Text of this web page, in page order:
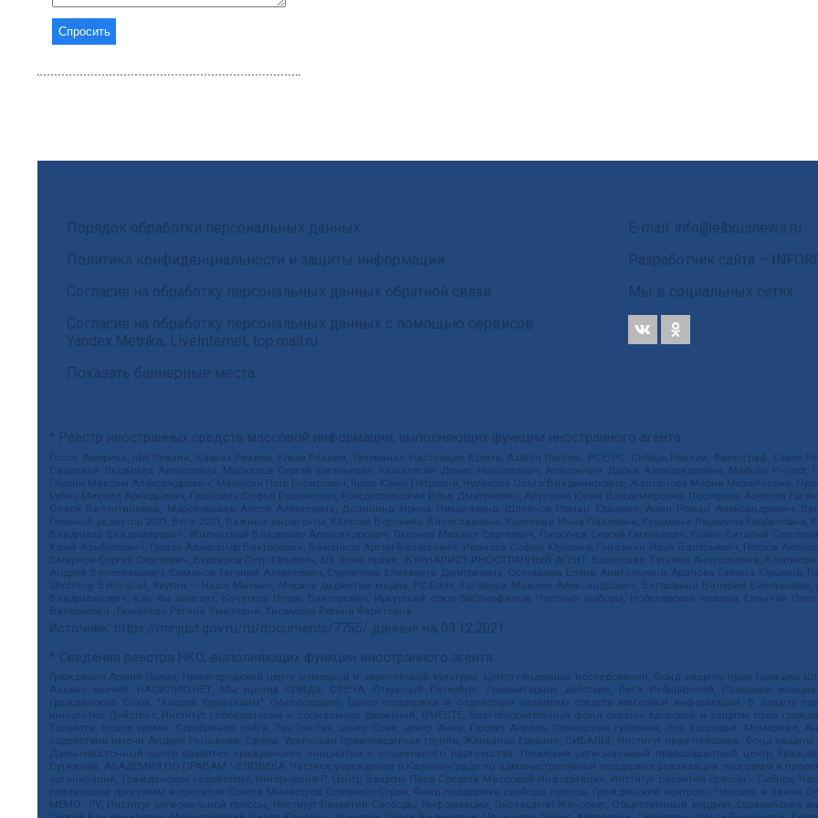
Порядок обработки персональных данных
Политика конфиденциальности и защиты информации
Согласие на обработку персональных данных обратной связи
Согласие на обработку персональных данных с помощью сервисов
Yandex.Metrika, LiveInternet, top.mail.ru
Показать баннерные места
E-mail: info@elbrusnews.ru
Разработчик сайта –
Мы в социальных сетях:
* Реестр иностранных средств массовой информации, выполняющих функции иностранного агента:
Голос Америки, Idel.Реалии, Кавказ.Реалии, Крым.Реалии, Телеканал Настоящее Время, Azatliq Radiosi, PCE/PC, Сибирь.Реалии, Фактограф,
Савицкая Людмила Алексеевна, Маркелов Сергей Евгеньевич, Камалягин Денис Николаевич, Апахончич Дарья Александровна, Medusa
Гликин Максим Александрович, Маняхин Петр Борисович, Ярош Юлия Петровна, Чуракова Ольга Владимировна, Железнова Мария Михайловна,
Рубин Михаил Аркадьевич, Гройсман Софья Романовна, Рождественский Илья Дмитриевич, Апухтина Юлия Владимировна, Постернак Алексей
Олеся Валентиновна, Мароховская Алеся Алексеевна, Долинина Ирина Николаевна, Шлейнов Роман Юрьевич, Анин Роман Александрович,
Главный редактор 2021, Вега 2021, Важные иноагенты, Каткова Вероника Вячеславовна, Карезина Инна Павловна, Кузьмина Людмила
Владимир Владимирович, Жилинский Владимир Александрович, Тихонов Михаил Сергеевич, Пискунов Сергей Евгеньевич, Ковин Виталий
Юрий Альбертович, Грезев Александр Викторович, Важенков Артем Валерьевич, Иванова София Юрьевна, Пигалкин Илья Валерьевич, Петров
Смирнов Сергей Сергеевич, Верзилов Петр Юрьевич, ЗП, Зона права, ЖУРНАЛИСТ-ИНОСТРАННЫЙ АГЕНТ, Вольтская Татьяна Анатольевна,
Андрей Вячеславович, Симонов Евгений Алексеевич, Сурначева Елизавета Дмитриевна, Соловьева Елена Анатольевна, Арапова Галина
Stichting Bellingcat, Якутия – Наше Мнение, Москоу диджитал медиа, РС-Балт, Заговора Максим Александрович, Ветошкина Валерия
Владимирович, Как бы инагент, Кочетков Игорь Викторович, Иркутский союз библиофилов, Честные выборы, Нобелевский призыв, Еланчик
Валерьевич , Гималова Регина Эмилевна, Хисамова Регина Фаритовна
Источник: https://minjust.gov.ru/ru/documents/7755/ данные на 03.12.2021
* Сведения реестра НКО, выполняющих функции иностранного агента:
Гражданин.Армия.Право, Нижегородский центр немецкой и европейской культуры, Центр гендерных исследований, Фонд защиты прав граждан
Альянс врачей, НАСИЛИЮ.НЕТ, Мы против СПИДа, СВЕЧА, Открытый Петербург, Гуманитарное действие, Лига Избирателей, Правовая
Гражданский Союз, "Хасдей Ерушалаим" (Милосердие), Центр поддержки и содействия развитию средств массовой информации, В защиту
инициатив Действие, Институт глобализации и социальных движений, ВМЕСТЕ, Благотворительный фонд охраны здоровья и защиты прав
Тольятти, Новое время, Серебряная тайга, Так-Так-Так, центр Сова, центр Анна, Проект Апрель, Самарская губерния, Эра здоровья, Мемориал,
содействия имени Андрея Рылькова, Сфера, Уральская правозащитная группа, Женщины Евразии, СИБАЛЬТ, Институт прав человека, Фонд защиты
Дальневосточный центр развития гражданских инициатив и социального партнерства, Пермский региональный правозащитный центр,
Сутяжник, АКАДЕМИЯ ПО ПРАВАМ ЧЕЛОВЕКА, Частное учреждение в Калининграде по административной поддержке реализации программ и
организаций, Гражданское содействие, Интернешнл-Р, Центр Защиты Прав Средств Массовой Информации, Институт развития прессы - Сибирь,
реализации программ и проектов Совета Министров Северных Стран, Фонд поддержки свободы прессы, Гражданский контроль, Человек и
МЕМО. РУ, Институт региональной прессы, Институт Развития Свободы Информации, Экозащита!-Женсовет, Общественный вердикт, Евразийская